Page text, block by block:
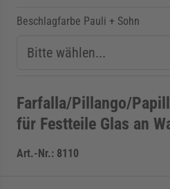
Beschlagfarbe Pauli + Sohn
Farfalla/Pillango/
für Festteile Glas an
Art.-Nr.: 8110